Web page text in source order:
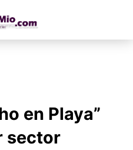
en Playa”
sector